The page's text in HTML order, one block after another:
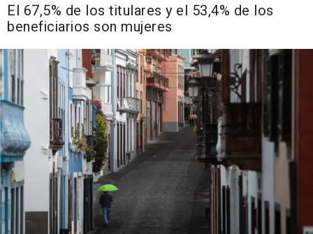
El 67,5% de los titulares y el 53,4% de los
beneficiarios son mujeres